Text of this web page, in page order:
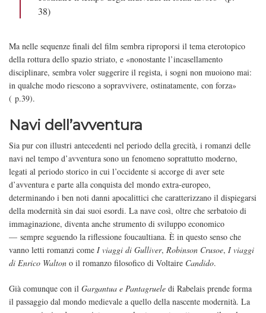
38)
Ma nelle sequenze finali del film sembra riproporsi il tema eterotopico
della rottura dello spazio striato, e «nonostante l’incasellamento
disciplinare, sembra voler suggerire il regista, i sogni non muoiono mai:
in qualche modo riescono a sopravvivere, ostinatamente, con forza»
( p.39).
Navi dell’avventura
Sia pur con illustri antecedenti nel periodo della grecità, i romanzi delle
navi nel tempo d’avventura sono un fenomeno soprattutto moderno,
legati al periodo storico in cui l’occidente si accorge di aver sete
d’avventura e parte alla conquista del mondo extra-europeo,
determinando i ben noti danni apocalittici che caratterizzano il dispiegarsi
della modernità sin dai suoi esordi. La nave così, oltre che serbatoio di
immaginazione, diventa anche strumento di sviluppo economico
— sempre seguendo la riflessione foucaultiana. È in questo senso che
vanno letti romanzi come I viaggi di Gulliver, Robinson Crusoe, I viaggi
di Enrico Walton o il romanzo filosofico di Voltaire Candido.
Già comunque con il Gargantua e Pantagruele di Rabelais prende forma
il passaggio dal mondo medievale a quello della nascente modernità. La